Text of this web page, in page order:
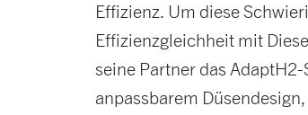
Effizienz. Um diese
Effizienzgleichheit mit
seine Partner das
anpassbarem